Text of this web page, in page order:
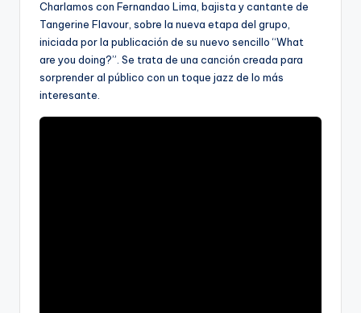
Charlamos con Fernandao Lima, bajista y cantante de
Tangerine Flavour, sobre la nueva etapa del grupo,
iniciada por la publicación de su nuevo sencillo “What
are you doing?”. Se trata de una canción creada para
sorprender al público con un toque jazz de lo más
interesante.